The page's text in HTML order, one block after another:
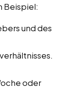
Beispiel:
und des
oder